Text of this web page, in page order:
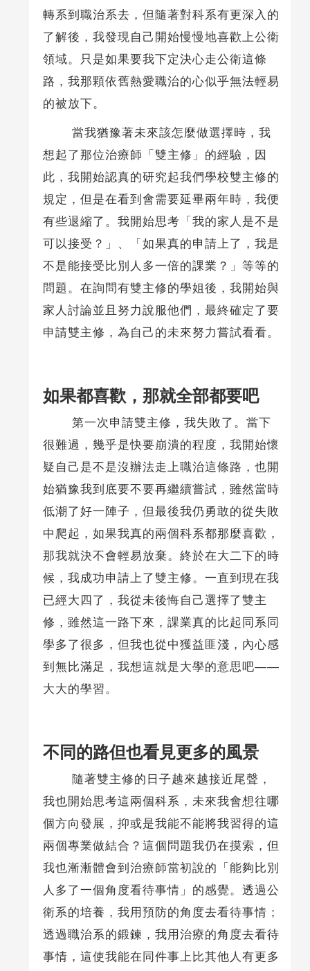
轉系到職治系去，但隨著對科系有更深入的
了解後，我發現自己開始慢慢地喜歡上公衛
領域。只是如果要我下定決心走公衛這條
路，我那顆依舊熱愛職治的心似乎無法輕易
的被放下。
當我猶豫著未來該怎麼做選擇時，我
想起了那位治療師「雙主修」的經驗，因
此，我開始認真的研究起我們學校雙主修的
規定，但是在看到會需要延畢兩年時，我便
有些退縮了。我開始思考「我的家人是不是
可以接受？」、「如果真的申請上了，我是
不是能接受比別人多一倍的課業？」等等的
問題。在詢問有雙主修的學姐後，我開始與
家人討論並且努力說服他們，最終確定了要
申請雙主修，為自己的未來努力嘗試看看。
如果都喜歡，那就全部都要吧
第一次申請雙主修，我失敗了。當下
很難過，幾乎是快要崩潰的程度，我開始懷
疑自己是不是沒辦法走上職治這條路，也開
始猶豫我到底要不要再繼續嘗試，雖然當時
低潮了好一陣子，但最後我仍勇敢的從失敗
中爬起，如果我真的兩個科系都那麼喜歡，
那我就決不會輕易放棄。終於在大二下的時
候，我成功申請上了雙主修。一直到現在我
已經大四了，我從未後悔自己選擇了雙主
修，雖然這一路下來，課業真的比起同系同
學多了很多，但我也從中獲益匪淺，內心感
到無比滿足，我想這就是大學的意思吧——
大大的學習。
不同的路但也看見更多的風景
隨著雙主修的日子越來越接近尾聲，
我也開始思考這兩個科系，未來我會想往哪
個方向發展，抑或是我能不能將我習得的這
兩個專業做結合？這個問題我仍在摸索，但
我也漸漸體會到治療師當初說的「能夠比別
人多了一個角度看待事情」的感覺。透過公
衛系的培養，我用預防的角度去看待事情；
透過職治系的鍛鍊，我用治療的角度去看待
事情，這使我能在同件事上比其他人有更多